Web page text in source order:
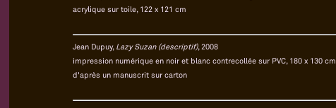
acrylique sur toile, 122 x 121 cm
Jean Dupuy, Lazy Suzan (descriptif), 2008
impression numérique en noir et blanc contrecollée sur PVC, 180 x 130 cm
d'après un manuscrit sur carton